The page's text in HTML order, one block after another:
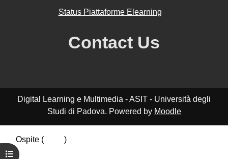
Apri indice del corso
Status Piattaforme Elearning
Contact Us
Digital Learning e Multimedia - ASIT - Università degli
Studi di Padova. Powered by Moodle
Ospite (
)
Riepilogo della conservazione dei dati